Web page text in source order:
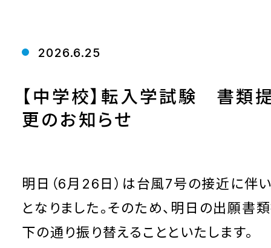
2026.6.25
【中学校】転入学試験 書類
更のお知らせ
明日（6月26日）は台風7号の接近に伴い
となりました。そのため、明日の出願書
下の通り振り替えることといたします。